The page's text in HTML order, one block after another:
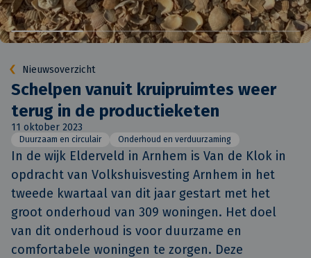
Nieuwsoverzicht
Schelpen vanuit kruipruimtes weer
terug in de productieketen
11 oktober 2023
Duurzaam en circulair Onderhoud en verduurzaming
In de wijk Elderveld in Arnhem is Van de Klok in
opdracht van Volkshuisvesting Arnhem in het
tweede kwartaal van dit jaar gestart met het
groot onderhoud van 309 woningen. Het doel
van dit onderhoud is voor duurzame en
comfortabele woningen te zorgen. Deze